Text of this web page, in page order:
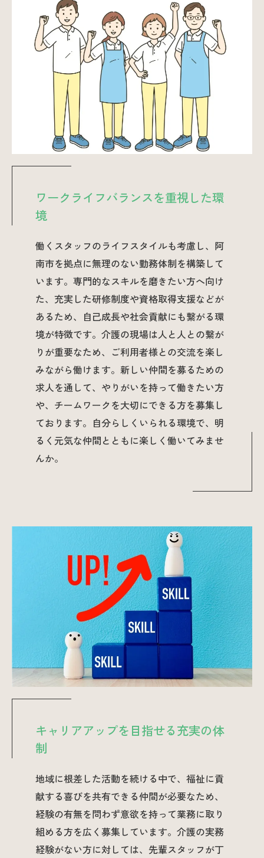
ワークライフバランスを重視した環
境
働くスタッフのライフスタイルも考慮し、阿
南市を拠点に無理のない勤務体制を構築して
います。専門的なスキルを磨きたい方へ向け
た、充実した研修制度や資格取得支援などが
あるため、自己成長や社会貢献にも繋がる環
境が特徴です。介護の現場は人と人との繋が
りが重要なため、ご利用者様との交流を楽し
みながら働けます。新しい仲間を募るための
求人を通して、やりがいを持って働きたい方
や、チームワークを大切にできる方を募集し
ております。自分らしくいられる環境で、明
るく元気な仲間とともに楽しく働いてみませ
んか。
キャリアアップを目指せる充実の体
制
地域に根差した活動を続ける中で、福祉に貢
献する喜びを共有できる仲間が必要なため、
経験の有無を問わず意欲を持って業務に取り
組める方を広く募集しています。介護の実務
経験がない方に対しては、先輩スタッフが丁